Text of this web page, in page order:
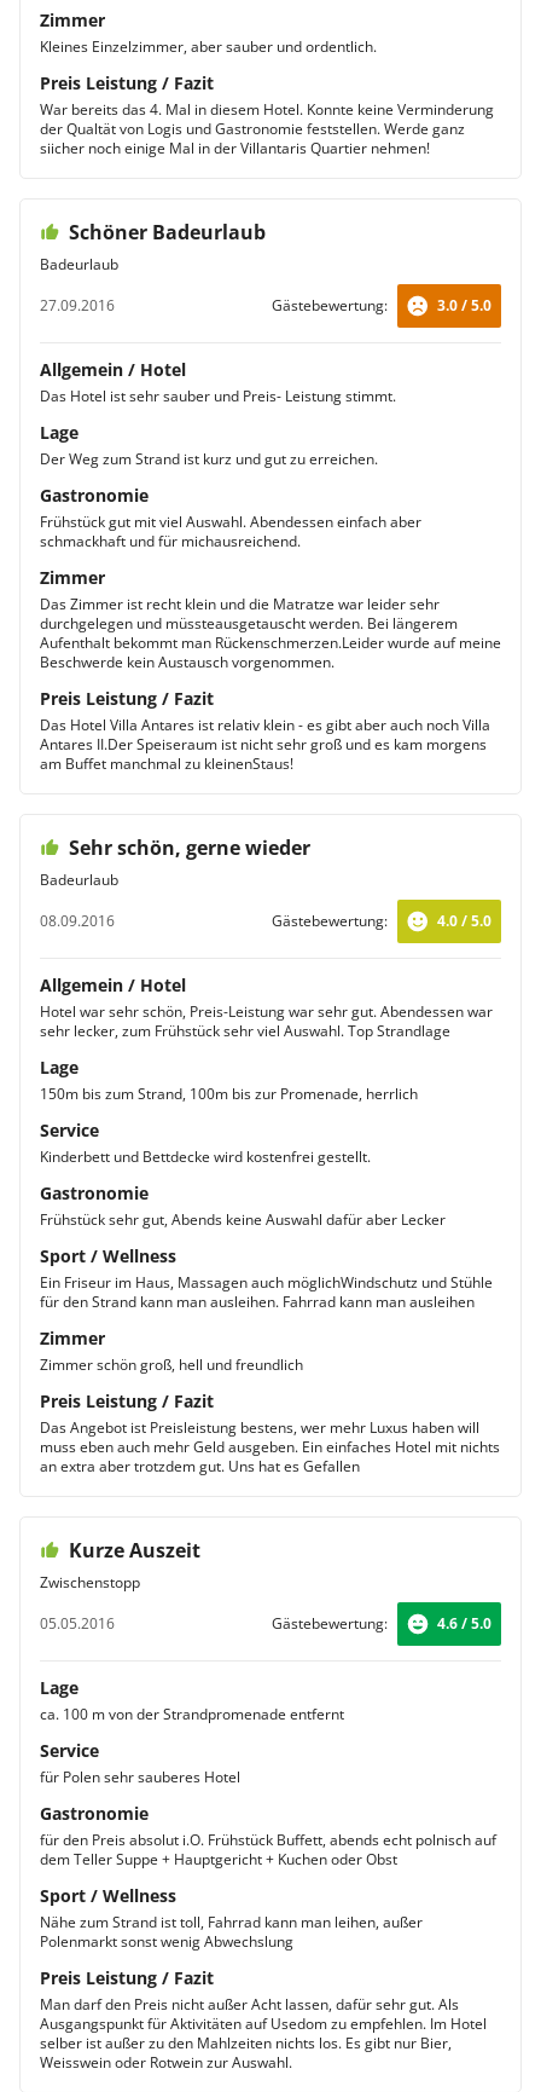
Zimmer
Kleines Einzelzimmer, aber sauber und ordentlich.
Preis Leistung / Fazit
War bereits das 4. Mal in diesem Hotel. Konnte keine Verminderung
der Qualtät von Logis und Gastronomie feststellen. Werde ganz
siicher noch einige Mal in der Villantaris Quartier nehmen!
Schöner Badeurlaub
Badeurlaub
27.09.2016
Gästebewertung: 3.0 / 5.0
Allgemein / Hotel
Das Hotel ist sehr sauber und Preis- Leistung stimmt.
Lage
Der Weg zum Strand ist kurz und gut zu erreichen.
Gastronomie
Frühstück gut mit viel Auswahl. Abendessen einfach aber
schmackhaft und für michausreichend.
Zimmer
Das Zimmer ist recht klein und die Matratze war leider sehr
durchgelegen und müssteausgetauscht werden. Bei längerem
Aufenthalt bekommt man Rückenschmerzen.Leider wurde auf meine
Beschwerde kein Austausch vorgenommen.
Preis Leistung / Fazit
Das Hotel Villa Antares ist relativ klein - es gibt aber auch noch Villa
Antares II.Der Speiseraum ist nicht sehr groß und es kam morgens
am Buffet manchmal zu kleinenStaus!
Sehr schön, gerne wieder
Badeurlaub
08.09.2016
Gästebewertung: 4.0 / 5.0
Allgemein / Hotel
Hotel war sehr schön, Preis-Leistung war sehr gut. Abendessen war
sehr lecker, zum Frühstück sehr viel Auswahl. Top Strandlage
Lage
150m bis zum Strand, 100m bis zur Promenade, herrlich
Service
Kinderbett und Bettdecke wird kostenfrei gestellt.
Gastronomie
Frühstück sehr gut, Abends keine Auswahl dafür aber Lecker
Sport / Wellness
Ein Friseur im Haus, Massagen auch möglichWindschutz und Stühle
für den Strand kann man ausleihen. Fahrrad kann man ausleihen
Zimmer
Zimmer schön groß, hell und freundlich
Preis Leistung / Fazit
Das Angebot ist Preisleistung bestens, wer mehr Luxus haben will
muss eben auch mehr Geld ausgeben. Ein einfaches Hotel mit nichts
an extra aber trotzdem gut. Uns hat es Gefallen
Kurze Auszeit
Zwischenstopp
05.05.2016
Gästebewertung: 4.6 / 5.0
Lage
ca. 100 m von der Strandpromenade entfernt
Service
für Polen sehr sauberes Hotel
Gastronomie
für den Preis absolut i.O. Frühstück Buffett, abends echt polnisch auf
dem Teller Suppe + Hauptgericht + Kuchen oder Obst
Sport / Wellness
Nähe zum Strand ist toll, Fahrrad kann man leihen, außer
Polenmarkt sonst wenig Abwechslung
Preis Leistung / Fazit
Man darf den Preis nicht außer Acht lassen, dafür sehr gut. Als
Ausgangspunkt für Aktivitäten auf Usedom zu empfehlen. Im Hotel
selber ist außer zu den Mahlzeiten nichts los. Es gibt nur Bier,
Weisswein oder Rotwein zur Auswahl.